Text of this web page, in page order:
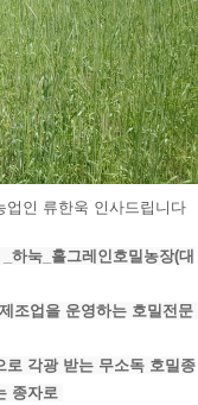
인 류한욱 인사드립니다
하눅_홀그레인호밀농장(대
조업을 운영하는 호밀전문
각광 받는 무소독 호밀종
종자로